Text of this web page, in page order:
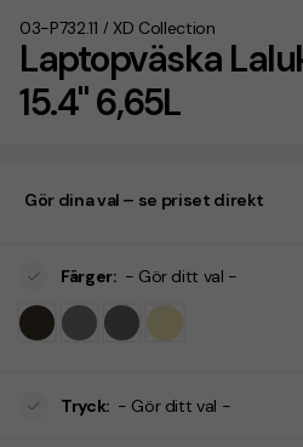
Laptopväska
15.4" 6,65L
03-P732.11 / XD Collection
Gör dina val – se priset direkt
Färger: - Gör ditt val -
Tryck: - Gör ditt val -